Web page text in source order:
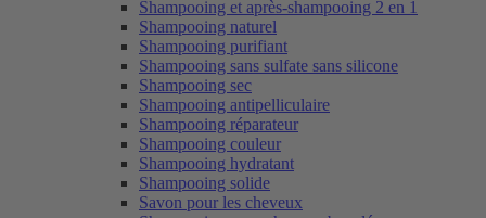
Shampooing et après-shampooing 2 en 1
Shampooing naturel
Shampooing purifiant
Shampooing sans sulfate sans silicone
Shampooing sec
Shampooing antipelliculaire
Shampooing réparateur
Shampooing couleur
Shampooing hydratant
Shampooing solide
Savon pour les cheveux